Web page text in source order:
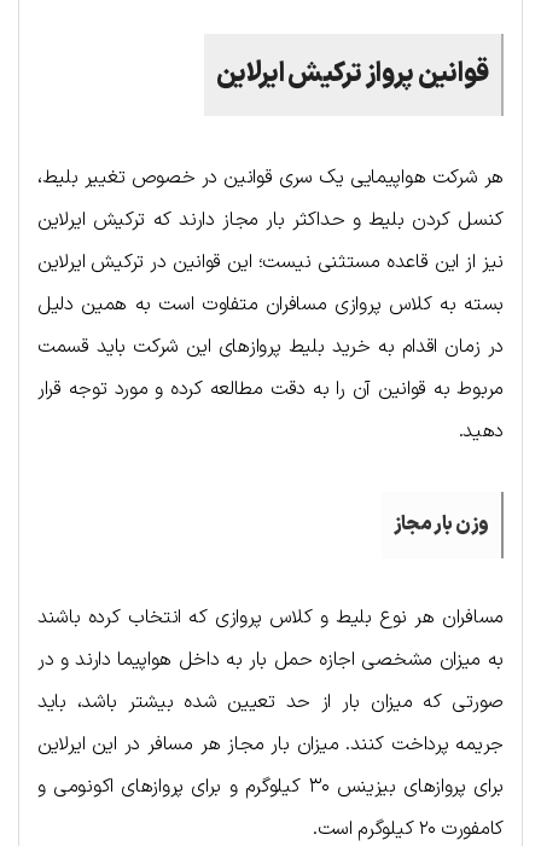
قوانین پرواز ترکیش ایرلاین
هر شرکت هواپیمایی یک سری قوانین در خصوص تغییر بلیط،
کنسل کردن بلیط و حداکثر بار مجاز دارند که ترکیش ایرلاین
نیز از این قاعده مستثنی نیست؛ این قوانین در ترکیش ایرلاین
بسته به کلاس پروازی مسافران متفاوت است به همین دلیل
در زمان اقدام به خرید بلیط پروازهای این شرکت باید قسمت
مربوط به قوانین آن را به دقت مطالعه کرده و مورد توجه قرار
دهید.
وزن بار مجاز
مسافران هر نوع بلیط و کلاس پروازی که انتخاب کرده باشند
به میزان مشخصی اجازه حمل بار به داخل هواپیما دارند و در
صورتی که میزان بار از حد تعیین شده بیشتر باشد، باید
جریمه پرداخت کنند. میزان بار مجاز هر مسافر در این ایرلاین
برای پروازهای بیزینس ۳۰ کیلوگرم و برای پروازهای اکونومی و
کامفورت ۲۰ کیلوگرم است.